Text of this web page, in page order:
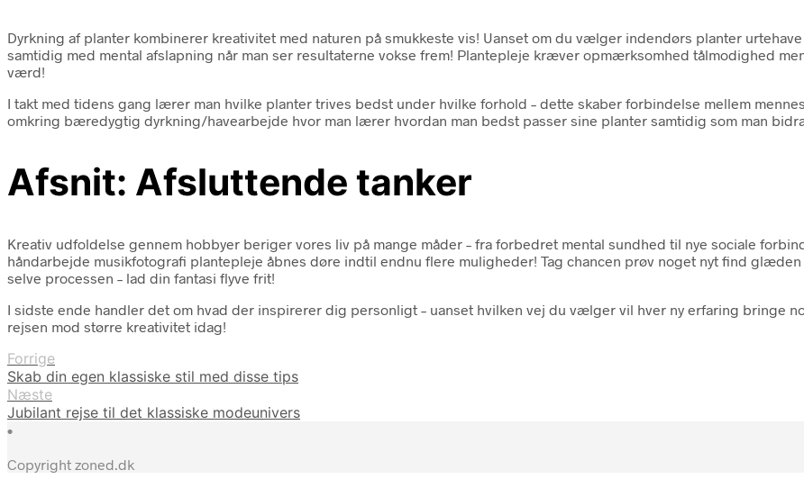
Dyrkning af planter kombinerer kreativitet med naturen på smukkeste vis! Uanset om du vælger indendørs planter
samtidig med mental afslapning når man ser resultaterne vokse frem! Plantepleje kræver opmærksomhed tålmodighed
værd!
I takt med tidens gang lærer man hvilke planter trives bedst under hvilke forhold – dette skaber forbindelse mellem
omkring bæredygtig dyrkning/havearbejde hvor man lærer hvordan man bedst passer sine planter samtidig som man
Afsnit: Afsluttende tanker
Kreativ udfoldelse gennem hobbyer beriger vores liv på mange måder – fra forbedret mental sundhed til nye sociale
håndarbejde musikfotografi plantepleje åbnes døre indtil endnu flere muligheder! Tag chancen prøv noget nyt find
selve processen – lad din fantasi flyve frit!
I sidste ende handler det om hvad der inspirerer dig personligt – uanset hvilken vej du vælger vil hver ny erfaring bringe
rejsen mod større kreativitet idag!
Forrige
Skab din egen klassiske stil med disse tips
Næste
Jubilant rejse til det klassiske modeunivers
•
Copyright zoned.dk